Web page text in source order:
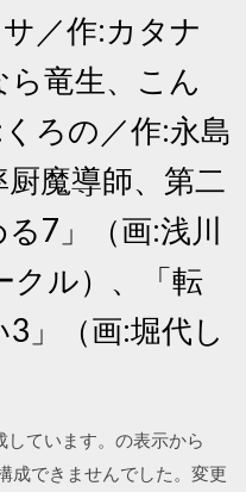
／作:カタナ
竜生、こん
ろの／作:永島
魔導師、第二
7」（画:浅川
クル）、「転
」（画:堀代し
ています。の表示から
成できませんでした。変更